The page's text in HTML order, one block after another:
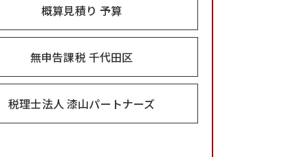
概算見積り 予算
無申告課税 千代田区
税理士法人 漆山パートナーズ